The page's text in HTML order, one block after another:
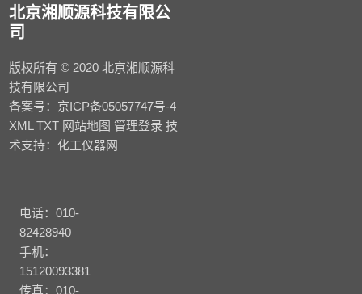
北京湘顺源科技有限公
司
版权所有 © 2020 北京湘顺源科
技有限公司
备案号： 京ICP备05057747号-4
XML TXT 网站地图 管理登录 技
术支持：化工仪器网
电话：010-
82428940
手机：
15120093381
传真：010-